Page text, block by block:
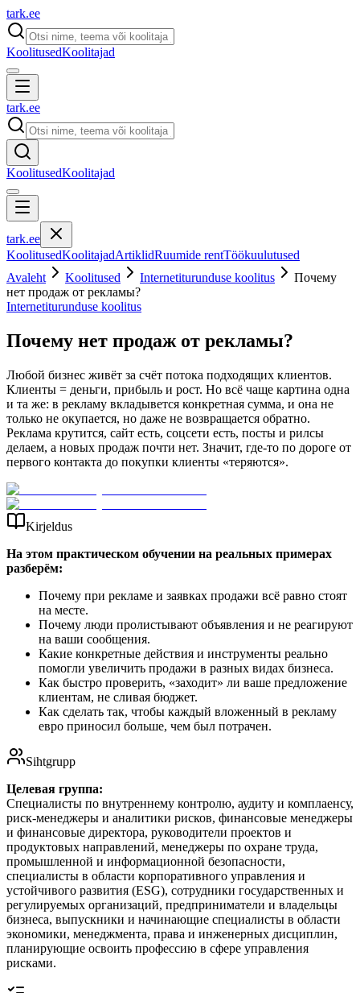
tark.ee
KoolitusedKoolitajad
tark.ee
KoolitusedKoolitajad
tark.ee
KoolitusedKoolitajadArtiklidRuumide rentTöökuulutused
Avaleht
Koolitused Internetiturunduse koolitus
Почему
нет продаж от рекламы?
Internetiturunduse koolitus
Почему нет продаж от рекламы?
Любой бизнес живёт за счёт потока подходящих клиентов.
Клиенты = деньги, прибыль и рост. Но всё чаще картина одна
и та же: в рекламу вкладывется конкретная сумма, и она не
только не окупается, но даже не возвращается обратно.
Реклама крутится, сайт есть, соцсети есть, посты и рилсы
делаем, а новых продаж почти нет. Значит, где-то по дороге от
первого контакта до покупки клиенты «теряются».
Kirjeldus
На этом практическом обучении на реальных примерах
разберём:
Почему при рекламе и заявках продажи всё равно стоят
на месте.
Почему люди пролистывают объявления и не реагируют
на ваши сообщения.
Какие конкретные действия и инструменты реально
помогли увеличить продажи в разных видах бизнеса.
Как быстро проверить, «заходит» ли ваше предложение
клиентам, не сливая бюджет.
Как сделать так, чтобы каждый вложенный в рекламу
евро приносил больше, чем был потрачен.
Sihtgrupp
Целевая группа:
Специалисты по внутреннему контролю, аудиту и комплаенсу,
риск-менеджеры и аналитики рисков, финансовые менеджеры
и финансовые директора, руководители проектов и
продуктовых направлений, менеджеры по охране труда,
промышленной и информационной безопасности,
специалисты в области корпоративного управления и
устойчивого развития (ESG), сотрудники государственных и
регулируемых организаций, предприниматели и владельцы
бизнеса, выпускники и начинающие специалисты в области
экономики, менеджмента, права и инженерных дисциплин,
планирующие освоить профессию в сфере управления
рисками.